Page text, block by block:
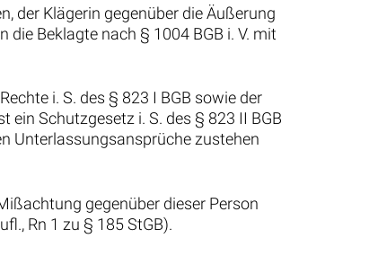
der Klägerin gegenüber die Äußerung
Beklagte nach § 1004 BGB i. V. mit
i. S. des § 823 I BGB sowie der
ein Schutzgesetz i. S. des § 823 II BGB
Unterlassungsansprüche zustehen
gegenüber dieser Person
Rn 1 zu § 185 StGB).